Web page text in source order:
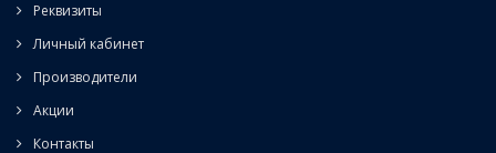
Реквизиты
Личный кабинет
Производители
Акции
Контакты